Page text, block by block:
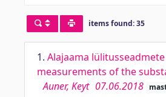
items found: 35
1. Alajaama
measurements of the
Auner, Keyt 07.06.2018